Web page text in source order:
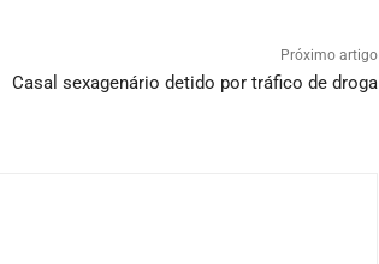
Próximo artigo
Casal sexagenário detido por tráfico de droga